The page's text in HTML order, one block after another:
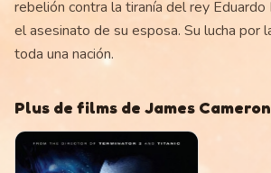
rebelión contra la tiranía del rey
el asesinato de su esposa. Su lucha por
toda una nación.
Plus de films de James Cameron